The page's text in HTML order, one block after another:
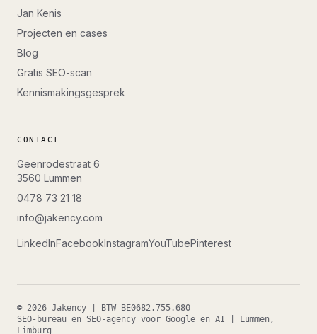
Jan Kenis
Projecten en cases
Blog
Gratis SEO-scan
Kennismakingsgesprek
CONTACT
Geenrodestraat 6
3560 Lummen
0478 73 21 18
info@jakency.com
LinkedInFacebookInstagramYouTubePinterest
© 2026 Jakency | BTW
BE0682.755.680
SEO-bureau en SEO-agency voor Google en AI
Lummen,
Limburg